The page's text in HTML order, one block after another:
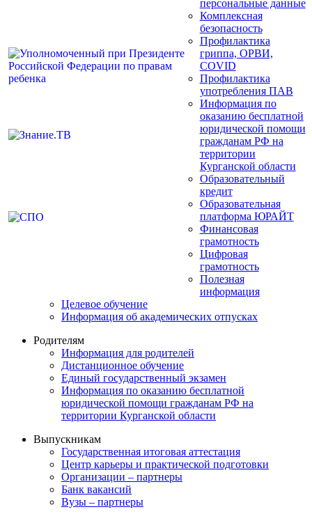
персональные данные
Комплексная
безопасность
Профилактика
гриппа, ОРВИ,
COVID
Профилактика
употребления ПАВ
Информация по
оказанию бесплатной
юридической помощи
гражданам РФ на
территории
Курганской области
Образовательный
кредит
Образовательная
платформа ЮРАЙТ
Финансовая
грамотность
Цифровая
грамотность
Полезная
информация
Целевое обучение
Информация об академических отпусках
Родителям
Информация для родителей
Дистанционное обучение
Единый государственный экзамен
Информация по оказанию бесплатной
юридической помощи гражданам РФ на
территории Курганской области
Выпускникам
Государственная итоговая аттестация
Центр карьеры и практической подготовки
Организации – партнеры
Банк вакансий
Вузы – партнеры